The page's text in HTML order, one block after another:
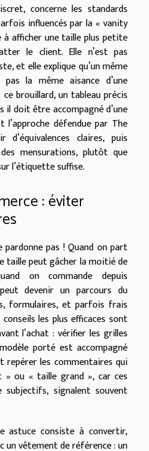
concerne les standards
influencés par la « vanity
afficher une taille plus petite
le client. Elle n’est pas
et elle explique qu’un même
la même aisance d’une
ce brouillard, un tableau précis
il doit être accompagné d’une
défendue par The
claires, puis
mensurations, plutôt que
l’étiquette suffise.
: éviter
pardonne pas ! Quand on part
taille peut gâcher la moitié de
on commande depuis
devenir un parcours du
formulaires, et parfois frais
les plus efficaces sont
l’achat : vérifier les grilles
porté est accompagné
repérer les commentaires qui
ou « taille grand », car ces
subjectifs, signalent souvent
astuce consiste à convertir,
un vêtement de référence : un